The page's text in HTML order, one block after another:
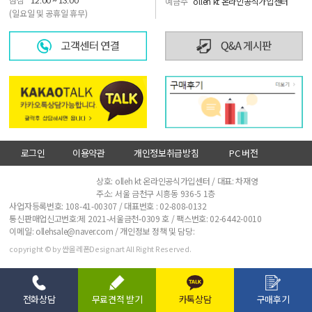
(일요일 및 공휴일 휴무)
로그인 이용약관 개인정보취급방침
PC 버전
상호: olleh kt 온라인공식가입센터 / 대표: 차재영
주소: 서울 금천구 시흥동 936-5 1층
사업자등록번호: 108-41-00307 / 대표번호 : 02-808-0132
통신판매업신고번호:제 2021-서울금천-0309 호 / 팩스번호: 02-6442-0010
이메일: ollehsale@naver.com / 개인정보 정책 및 담당:
copyright © by 싼올레폰Designart All Right Reserved.
전화상담 무료견적 받기 카톡상담 구매후기